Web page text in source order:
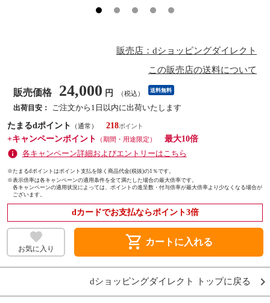
販売店：dショッピングダイレクト
この販売店の送料について
販売価格 24,000 円 （税込） 送料無料
出荷目安：
ご注文から1日以内に出荷いたします
たまるdポイント
（通常）
218
+キャンペーンポイント
（期間・用途限定）
最大10倍
各キャンペーン詳細およびエントリーはこちら
※たまるdポイントはポイント支払を除く商品代金(税抜)の1％です。
※表示倍率は各キャンペーンの適用条件を全て満たした場合の最大倍率です。
各キャンペーンの適用状況によっては、ポイントの進呈数・付与倍率が最大倍率より少なくなる場合が
ございます。
dカードでお支払ならポイント3倍
お気に入り shopping_cart カートに入れる
dショッピングダイレクト トップに戻る